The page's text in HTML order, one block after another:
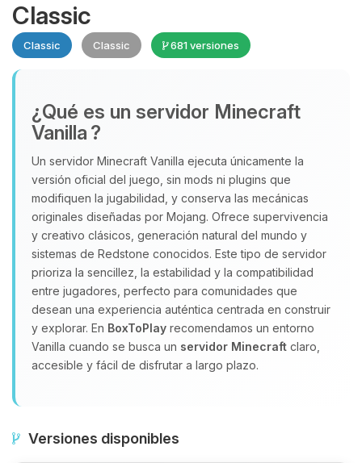
Classic
Classic Classic 681 versiones
¿Qué es un servidor Minecraft
Vanilla ?
Un servidor Minecraft Vanilla ejecuta únicamente la
versión oficial del juego, sin mods ni plugins que
modifiquen la jugabilidad, y conserva las mecánicas
originales diseñadas por Mojang. Ofrece supervivencia
y creativo clásicos, generación natural del mundo y
sistemas de Redstone conocidos. Este tipo de servidor
prioriza la sencillez, la estabilidad y la compatibilidad
entre jugadores, perfecto para comunidades que
desean una experiencia auténtica centrada en construir
y explorar. En BoxToPlay recomendamos un entorno
Vanilla cuando se busca un servidor Minecraft claro,
accesible y fácil de disfrutar a largo plazo.
Versiones disponibles
Yupi, por fin alguien con quien
hablar! Soy Choupy, tu pequeno
asistente de BoxToPlay. Cuentame
que necesitas y moveré mis
pequenos circuitos para ayudarte.
07/08/2026 09:32